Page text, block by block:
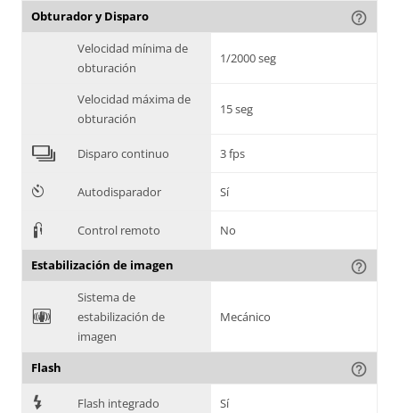
Obturador y Disparo help_outline
Velocidad mínima de
obturación
1/2000 seg
Velocidad máxima de
obturación
15 seg
4 Disparo continuo 3 fps
6 Autodisparador Sí
3 Control remoto No
Estabilización de imagen help_outline
F
Sistema de
estabilización de
imagen
Mecánico
Flash help_outline
7 Flash integrado Sí